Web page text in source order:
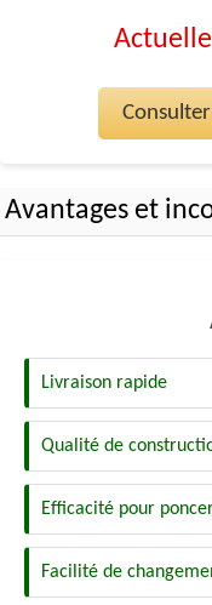
Avantages et
Livraison rapide
Qualité de
Efficacité pour
Facilité de